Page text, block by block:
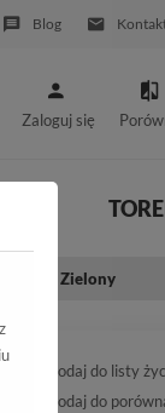
Blog
Zaloguj się
B88 Zielony
Dodaj do listy
Dodaj do